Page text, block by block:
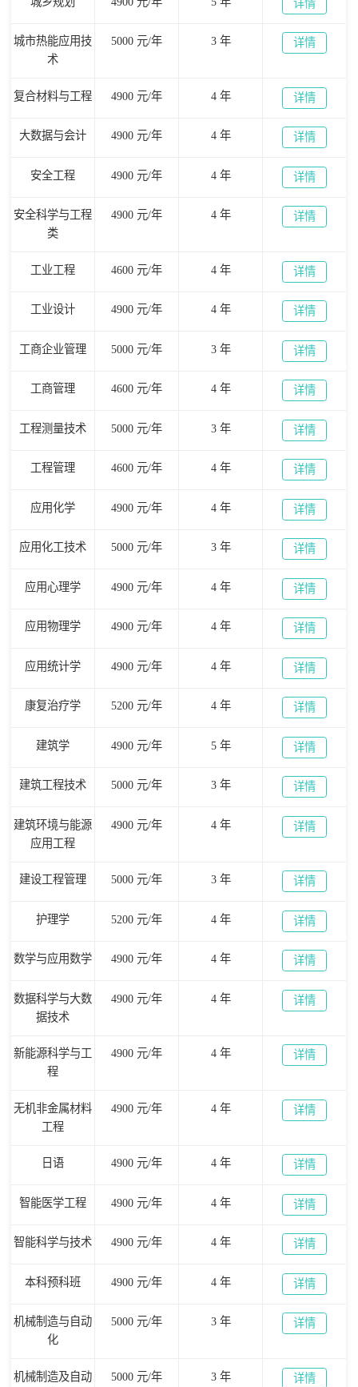
详情
城市热能应用技
术
5000 元/年 3 年 详情
复合材料与工程 4900 元/年 4 年 详情
大数据与会计 4900 元/年 4 年 详情
安全工程 4900 元/年 4 年 详情
安全科学与工程
类
4900 元/年 4 年 详情
工业工程 4600 元/年 4 年 详情
工业设计 4900 元/年 4 年 详情
工商企业管理 5000 元/年 3 年 详情
工商管理 4600 元/年 4 年 详情
工程测量技术 5000 元/年 3 年 详情
工程管理 4600 元/年 4 年 详情
应用化学 4900 元/年 4 年 详情
应用化工技术 5000 元/年 3 年 详情
应用心理学 4900 元/年 4 年 详情
应用物理学 4900 元/年 4 年 详情
应用统计学 4900 元/年 4 年 详情
康复治疗学 5200 元/年 4 年 详情
建筑学 4900 元/年 5 年 详情
建筑工程技术 5000 元/年 3 年 详情
建筑环境与能源
应用工程
4900 元/年 4 年 详情
建设工程管理 5000 元/年 3 年 详情
护理学 5200 元/年 4 年 详情
数学与应用数学 4900 元/年 4 年 详情
数据科学与大数
据技术
4900 元/年 4 年 详情
新能源科学与工
程
4900 元/年 4 年 详情
无机非金属材料
工程
4900 元/年 4 年 详情
日语 4900 元/年 4 年 详情
智能医学工程 4900 元/年 4 年 详情
智能科学与技术 4900 元/年 4 年 详情
本科预科班 4900 元/年 4 年 详情
机械制造与自动
化
5000 元/年 3 年 详情
机械制造及自动
5000 元/年 3 年 详情